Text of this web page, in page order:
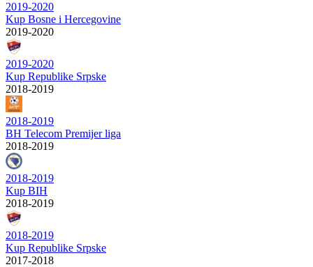
2019-2020
Kup Bosne i Hercegovine
2019-2020
2019-2020
Kup Republike Srpske
2018-2019
2018-2019
BH Telecom Premijer liga
2018-2019
2018-2019
Kup BIH
2018-2019
2018-2019
Kup Republike Srpske
2017-2018